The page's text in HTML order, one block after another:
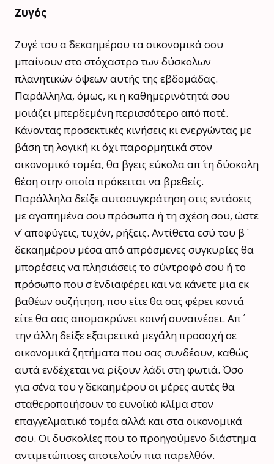
Ζυγός
Ζυγέ του α΄ δεκαημέρου τα οικονομικά σου
μπαίνουν στο στόχαστρο των δύσκολων
πλανητικών όψεων αυτής της εβδομάδας.
Παράλληλα, όμως, κι η καθημερινότητά σου
μοιάζει μπερδεμένη περισσότερο από ποτέ.
Κάνοντας προσεκτικές κινήσεις κι ενεργώντας με
βάση τη λογική κι όχι παρορμητικά στον
οικονομικό τομέα, θα βγεις εύκολα απ΄ τη δύσκολη
θέση στην οποία πρόκειται να βρεθείς.
Παράλληλα δείξε αυτοσυγκράτηση στις εντάσεις
με αγαπημένα σου πρόσωπα ή τη σχέση σου, ώστε
ν’ αποφύγεις, τυχόν, ρήξεις. Αντίθετα εσύ του β΄
δεκαημέρου μέσα από απρόσμενες συγκυρίες θα
μπορέσεις να πλησιάσεις το σύντροφό σου ή το
πρόσωπο που σ΄ ενδιαφέρει και να κάνετε μια εκ
βαθέων συζήτηση, που είτε θα σας φέρει κοντά
είτε θα σας απομακρύνει κοινή συναινέσει. Απ΄
την άλλη δείξε εξαιρετικά μεγάλη προσοχή σε
οικονομικά ζητήματα που σας συνδέουν, καθώς
αυτά ενδέχεται να ρίξουν λάδι στη φωτιά. Όσο
για σένα του γ΄ δεκαημέρου οι μέρες αυτές θα
σταθεροποιήσουν το ευνοϊκό κλίμα στον
επαγγελματικό τομέα αλλά και στα οικονομικά
σου. Οι δυσκολίες που το προηγούμενο διάστημα
αντιμετώπισες αποτελούν πια παρελθόν.